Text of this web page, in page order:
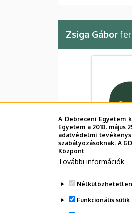
Zsiga Gábor
A Debreceni Egyetem
Egyetem a 2018.
adatvédelmi
szabályozásoknak. A
Központ
További információk
Nélkülözhetetlen
Funkcionális sütik